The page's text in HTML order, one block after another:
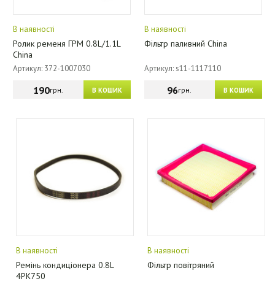
В наявності
Ролик ременя ГРМ 0.8L/1.1L
China
Артикул: 372-1007030
В КОШИК
190грн.
В наявності
Фільтр паливний China
Артикул: s11-1117110
В КОШИК
96грн.
В наявності
Ремінь кондиціонера 0.8L
4PK750
В наявності
Фільтр повітряний